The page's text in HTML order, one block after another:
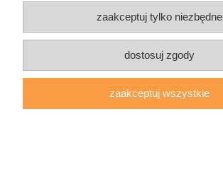
pokaż pełną wersję strony
Sklep internetowy Shoper.pl
zaakceptuj tylko niezbędne
dostosuj zgody
zaakceptuj wszystkie